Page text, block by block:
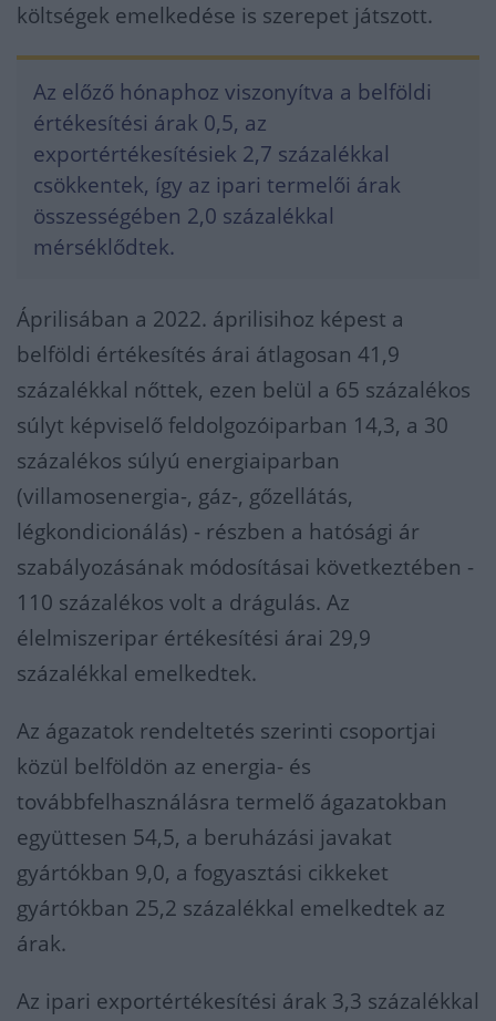
költségek emelkedése is szerepet játszott.
Az előző hónaphoz viszonyítva a belföldi
értékesítési árak 0,5, az
exportértékesítésiek 2,7 százalékkal
csökkentek, így az ipari termelői árak
összességében 2,0 százalékkal
mérséklődtek.
Áprilisában a 2022. áprilisihoz képest a
belföldi értékesítés árai átlagosan 41,9
százalékkal nőttek, ezen belül a 65 százalékos
súlyt képviselő feldolgozóiparban 14,3, a 30
százalékos súlyú energiaiparban
(villamosenergia-, gáz-, gőzellátás,
légkondicionálás) - részben a hatósági ár
szabályozásának módosításai következtében -
110 százalékos volt a drágulás. Az
élelmiszeripar értékesítési árai 29,9
százalékkal emelkedtek.
Az ágazatok rendeltetés szerinti csoportjai
közül belföldön az energia- és
továbbfelhasználásra termelő ágazatokban
együttesen 54,5, a beruházási javakat
gyártókban 9,0, a fogyasztási cikkeket
gyártókban 25,2 százalékkal emelkedtek az
árak.
Az ipari exportértékesítési árak 3,3 százalékkal